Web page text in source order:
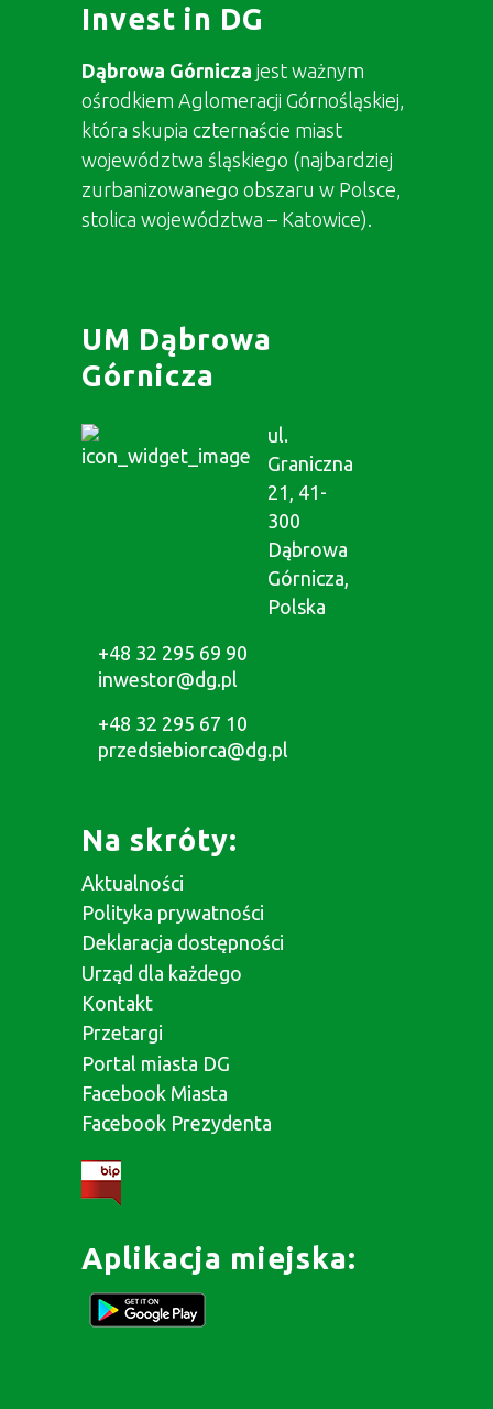
Invest in DG
Dąbrowa Górnicza jest ważnym
ośrodkiem Aglomeracji Górnośląskiej,
która skupia czternaście miast
województwa śląskiego (najbardziej
zurbanizowanego obszaru w Polsce,
stolica województwa – Katowice).
UM Dąbrowa
Górnicza
ul.
Graniczna
21, 41-
300
Dąbrowa
Górnicza,
Polska
+48 32 295 69 90
inwestor@dg.pl
+48 32 295 67 10
przedsiebiorca@dg.pl
Na skróty:
Aktualności
Polityka prywatności
Deklaracja dostępności
Urząd dla każdego
Kontakt
Przetargi
Portal miasta DG
Facebook Miasta
Facebook Prezydenta
Aplikacja miejska: